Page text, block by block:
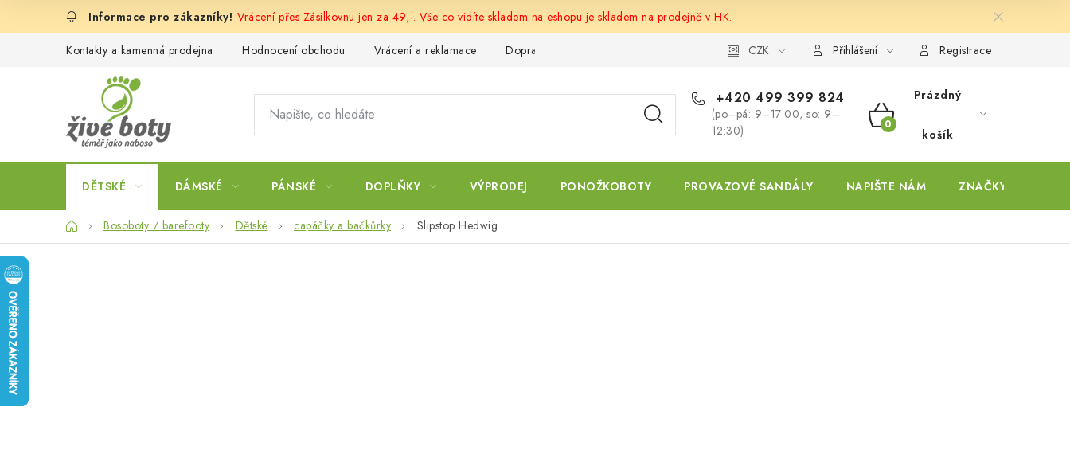
Vrácení přes Zásilkovnu jen za 49,-. Vše co vidíte skladem na eshopu je skladem na prodejně v HK.
Kontakty a kamenná prodejna Hodnocení obchodu Vrácení a reklamace Doprava a platba CZK Přihlášení Registrace
+420 499 399 824
(po–pá: 9–17:00, so: 9–
12:30)
NÁKUPNÍ
KOŠÍK
Prázdný
košík
DĚTSKÉ DÁMSKÉ PÁNSKÉ DOPLŇKY VÝPRODEJ PONOŽKOBOTY PROVAZOVÉ SANDÁLY NAPIŠTE NÁM ZNAČKY
DomůBosoboty / barefooty Dětské capáčky a bačkůrky Slipstop Hedwig